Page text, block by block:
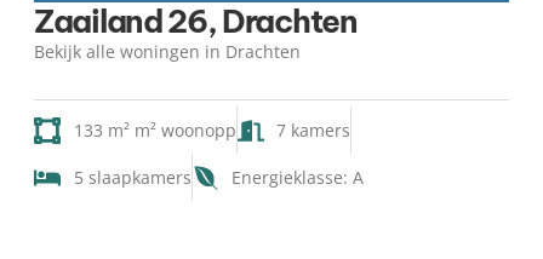
Zaailand 26, Drachten
Bekijk alle woningen in Drachten
133 m² m² woonopp 7 kamers
5 slaapkamers Energieklasse: A